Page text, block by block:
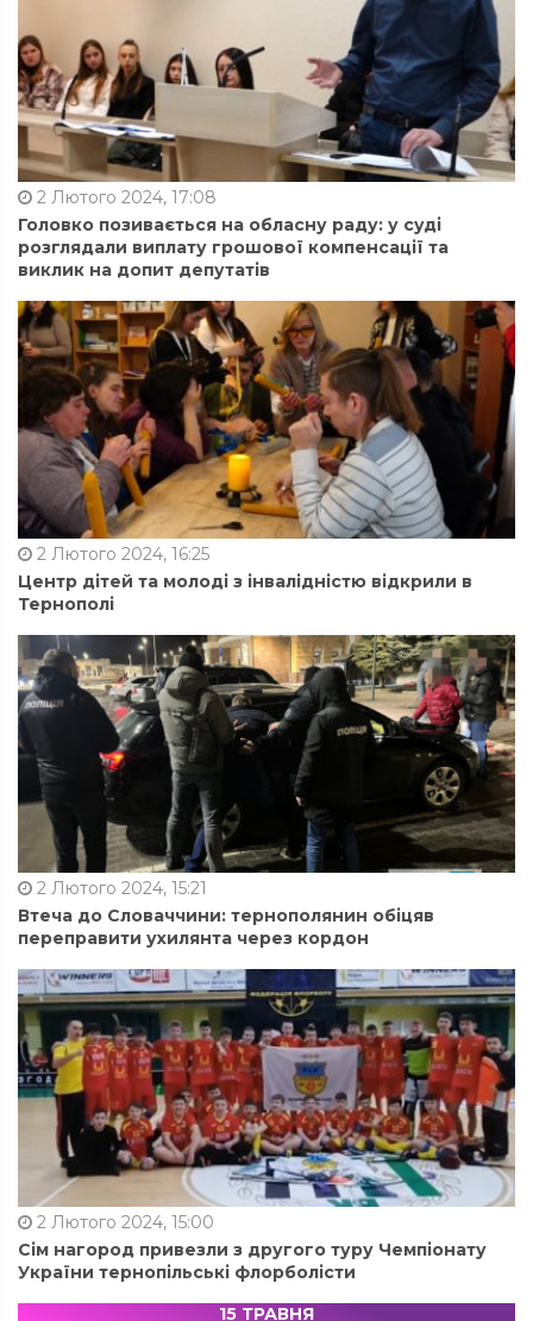
2 Лютого 2024, 17:08
Головко позивається на обласну раду: у суді
розглядали виплату грошової компенсації та
виклик на допит депутатів
2 Лютого 2024, 16:25
Центр дітей та молоді з інвалідністю відкрили в
Тернополі
2 Лютого 2024, 15:21
Втеча до Словаччини: тернополянин обіцяв
переправити ухилянта через кордон
2 Лютого 2024, 15:00
Сім нагород привезли з другого туру Чемпіонату
України тернопільські флорболісти
15 ТРАВНЯ